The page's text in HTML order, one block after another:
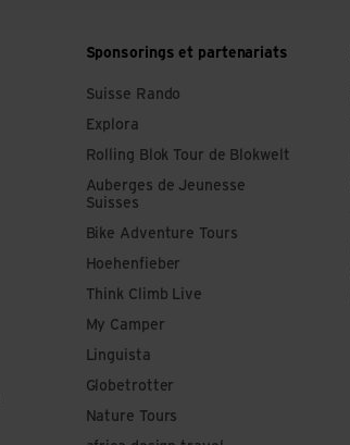
Sponsorings et partenariats
Suisse Rando
Explora
Rolling Blok Tour de Blokwelt
Auberges de Jeunesse
Suisses
Bike Adventure Tours
Hoehenfieber
Think Climb Live
My Camper
Linguista
Globetrotter
Nature Tours